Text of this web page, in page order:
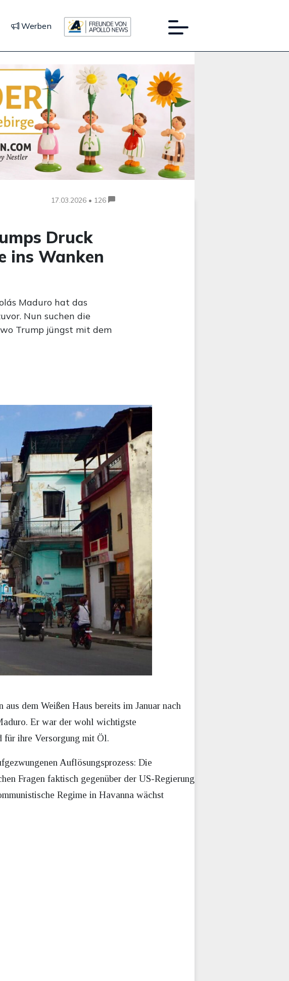
Werben
17.03.2026 • 126
Druck
ins Wanken
Maduro hat das
Nun suchen die
Trump jüngst mit dem
dem Weißen Haus bereits im Januar nach
Er war der wohl wichtigste
für ihre Versorgung mit Öl.
Auflösungsprozess: Die
Fragen faktisch gegenüber der US-Regierung
Regime in Havanna wächst